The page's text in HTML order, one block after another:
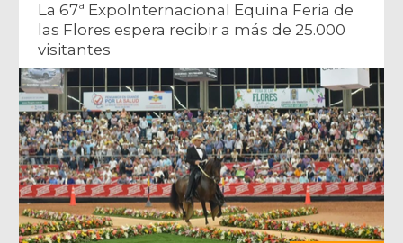
La 67ª ExpoInternacional Equina Feria de
las Flores espera recibir a más de 25.000
visitantes